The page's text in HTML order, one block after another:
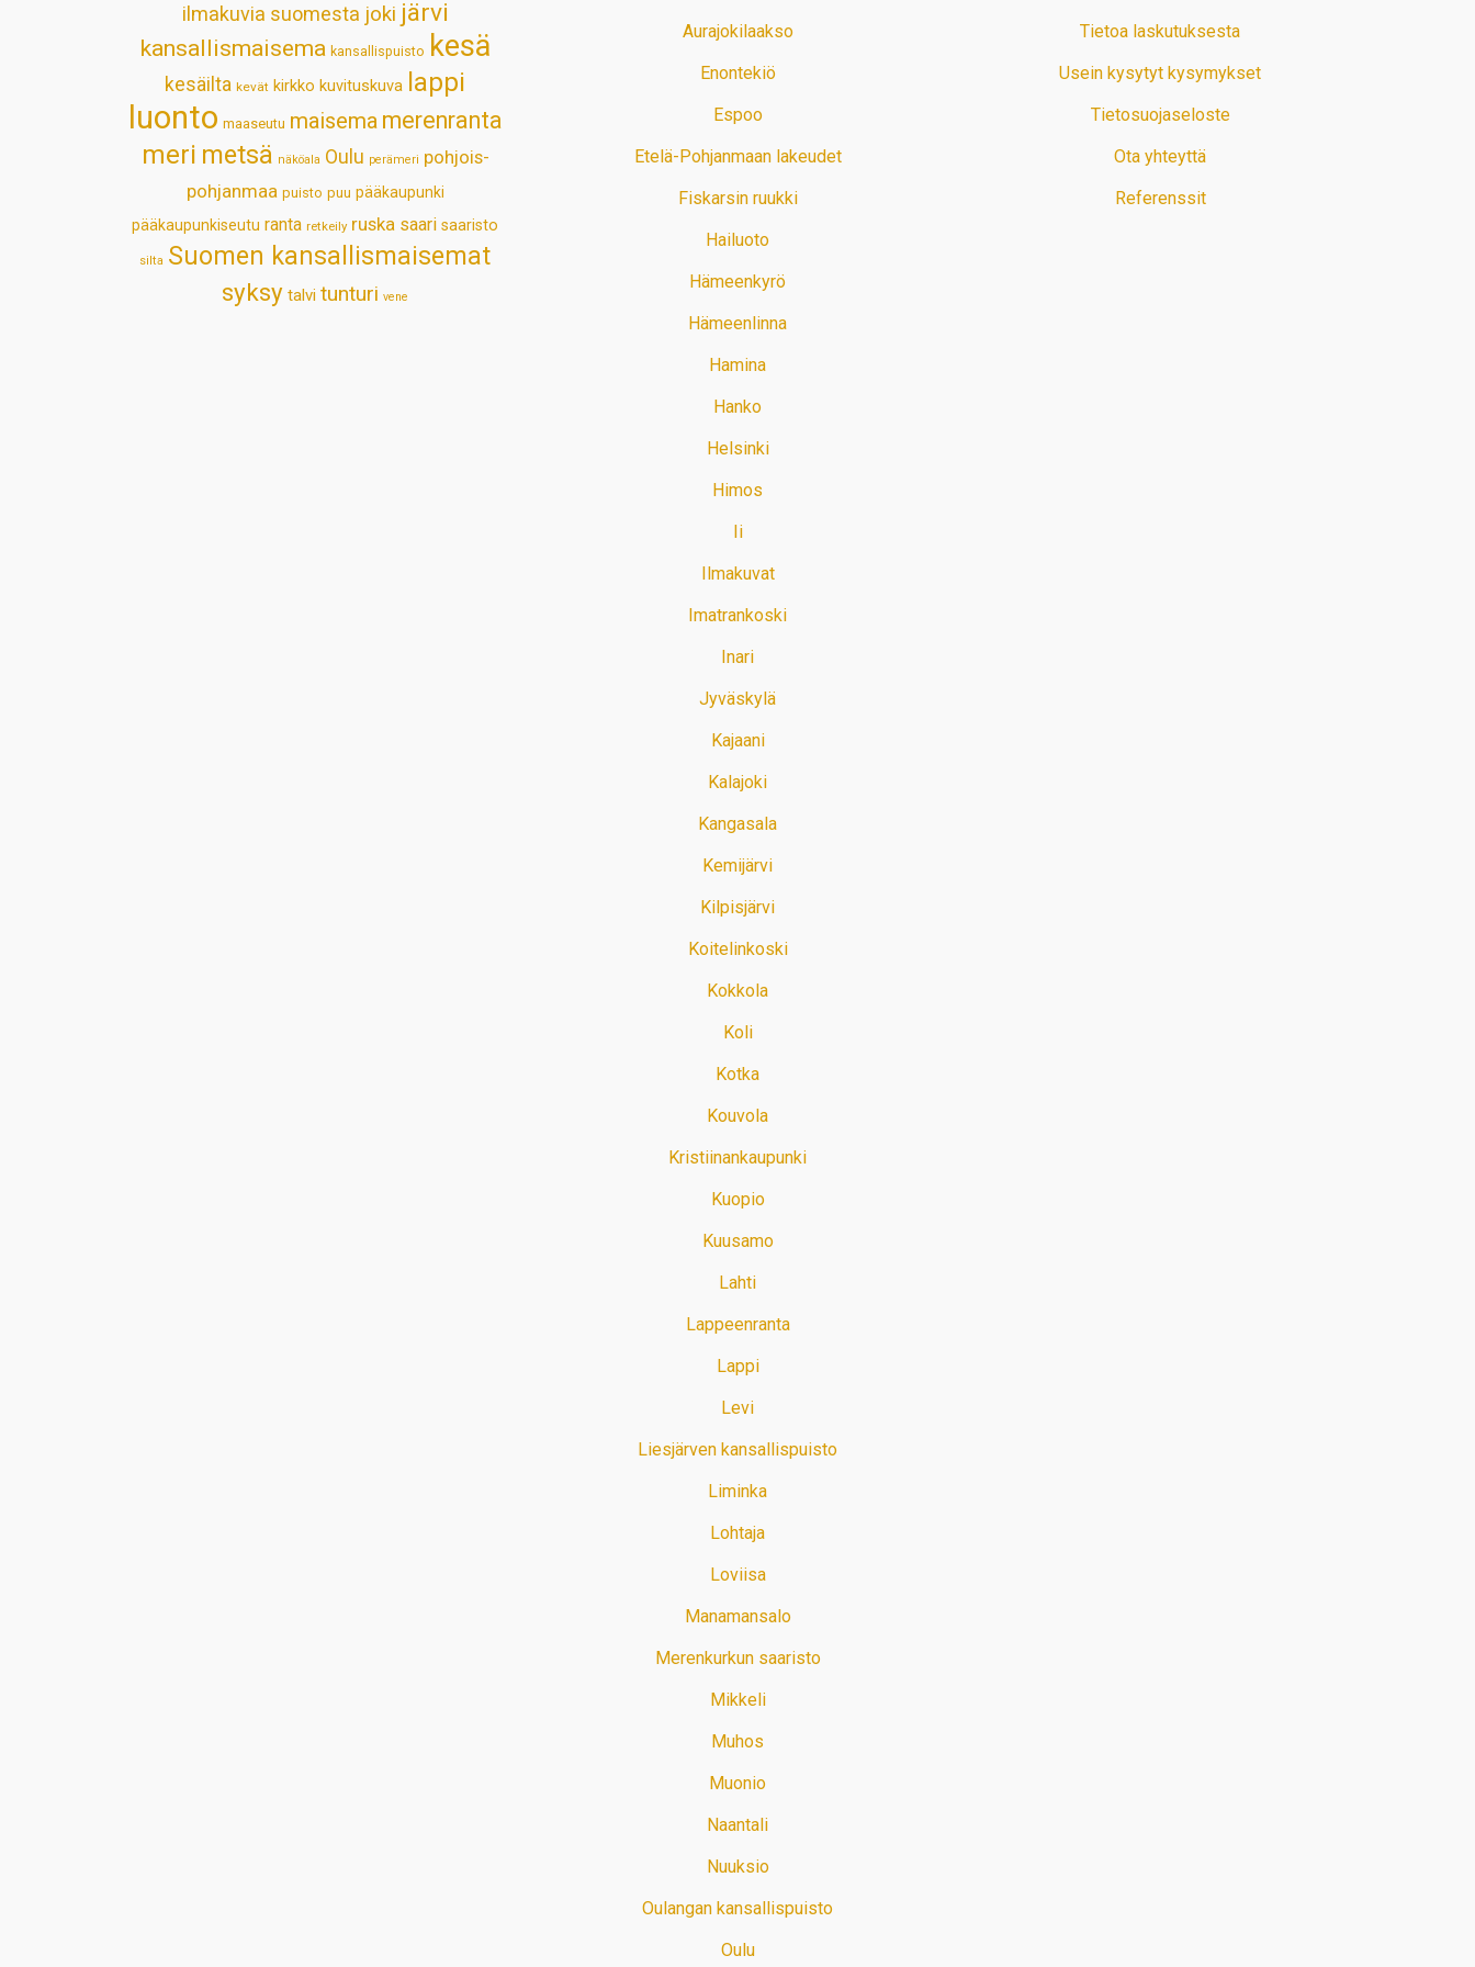
ilmakuvia suomesta joki järvi
kansallismaisema kansallispuisto kesä
kesäilta kevät kirkko kuvituskuva lappi
luonto maaseutu maisema merenranta
meri metsä näköala Oulu perämeri pohjois-
pohjanmaa puisto puu pääkaupunki
pääkaupunkiseutu ranta retkeily ruska saari saaristo
silta Suomen kansallismaisemat
syksy talvi tunturi vene
Aurajokilaakso
Enontekiö
Espoo
Etelä-Pohjanmaan lakeudet
Fiskarsin ruukki
Hailuoto
Hämeenkyrö
Hämeenlinna
Hamina
Hanko
Helsinki
Himos
Ii
Ilmakuvat
Imatrankoski
Inari
Jyväskylä
Kajaani
Kalajoki
Kangasala
Kemijärvi
Kilpisjärvi
Koitelinkoski
Kokkola
Koli
Kotka
Kouvola
Kristiinankaupunki
Kuopio
Kuusamo
Lahti
Lappeenranta
Lappi
Levi
Liesjärven kansallispuisto
Liminka
Lohtaja
Loviisa
Manamansalo
Merenkurkun saaristo
Mikkeli
Muhos
Muonio
Naantali
Nuuksio
Oulangan kansallispuisto
Oulu
Tietoa laskutuksesta
Usein kysytyt kysymykset
Tietosuojaseloste
Ota yhteyttä
Referenssit